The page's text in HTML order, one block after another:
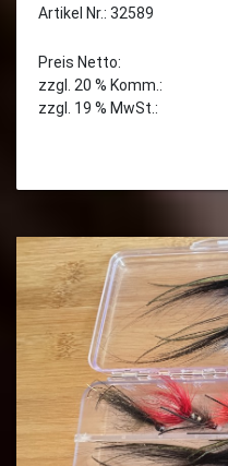
Artikel Nr.: 32589
Preis Netto:
zzgl. 20 % Komm.:
zzgl. 19 % MwSt.: